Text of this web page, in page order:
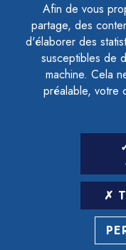
Afin de vous
partage, des
d'élaborer des
susceptibles de
machine. Cela
préalable, votre
CONTACTER LE
SAISIR